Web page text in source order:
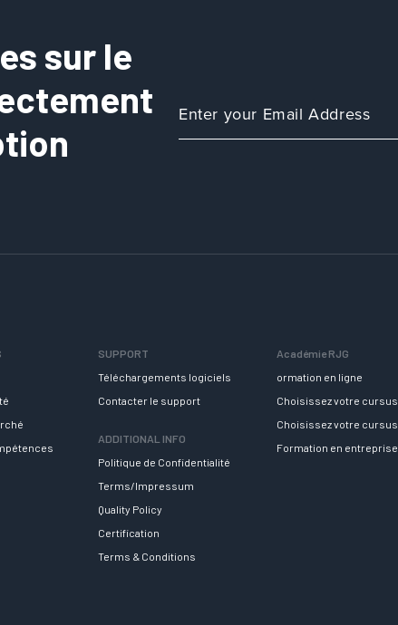
sur le
SUPPORT
Téléchargements logiciels
Contacter le support
ADDITIONAL INFO
Politique de Confidentialité
Terms/Impressum
Quality Policy
Certification
Terms & Conditions
Académie RJG
ormation en ligne
Choisissez votre cursus
Choisissez votre cursus
Formation en entreprise